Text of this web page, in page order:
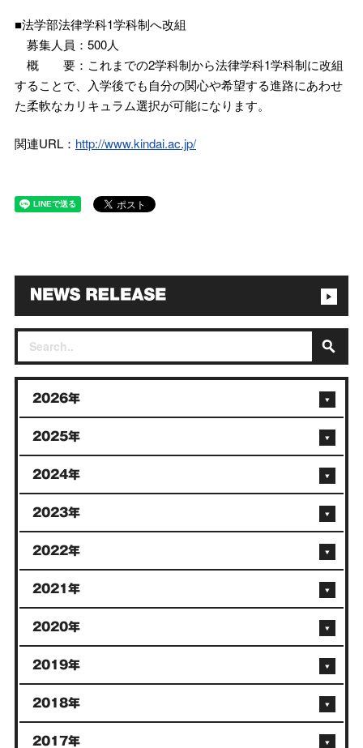
■法学部法律学科1学科制へ改組
募集人員：500人
概 要：これまでの2学科制から法律学科1学科制に改組
することで、入学後でも自分の関心や希望する進路にあわせ
た柔軟なカリキュラム選択が可能になります。
関連URL： http://www.kindai.ac.jp/
2026年
2025年
2024年
2023年
2022年
2021年
2020年
2019年
2018年
2017年